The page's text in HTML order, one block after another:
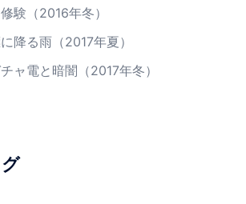
験（2016年冬）
降る雨（2017年夏）
ャ電と暗闇（2017年冬）